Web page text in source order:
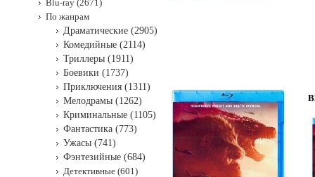
Blu-ray (2671)
По жанрам
Драматические (2905)
Комедийные (2114)
Триллеры (1911)
Боевики (1737)
Приключения (1311)
Мелодрамы (1262)
Криминальные (1105)
Фантастика (773)
Ужасы (741)
Фэнтезийные (684)
Детективные (601)